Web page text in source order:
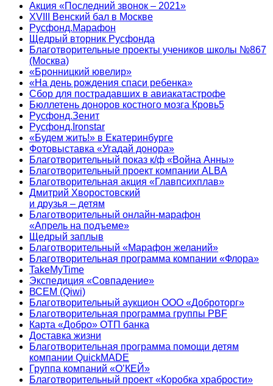
Акция «Последний звонок – 2021»
XVIII Венский бал в Москве
Русфонд.Марафон
Щедрый вторник Русфонда
Благотворительные проекты учеников школы №867
(Москва)
«Бронницкий ювелир»
«На день рождения спаси ребенка»
Сбор для пострадавших в авиакатастрофе
Бюллетень доноров костного мозга Кровь5
Русфонд.Зенит
Русфонд.Ironstar
«Будем жить!» в Екатеринбурге
Фотовыставка «Угадай донора»
Благотворительный показ к/ф «Война Анны»
Благотворительный проект компании ALBA
Благотворительная акция «Главпсихплав»
Дмитрий Хворостовский
и друзья – детям
Благотворительный онлайн‑марафон
«Апрель на подъеме»
Щедрый заплыв
Благотворительный «Марафон желаний»
Благотворительная программа компании «Флора»
TakeMyTime
Экспедиция «Совпадение»
ВСЕМ (Qiwi)
Благотворительный аукцион ООО «Доброторг»
Благотворительная программа группы PBF
Карта «Добро» ОТП банка
Доставка жизни
Благотворительная программа помощи детям
компании QuickMADE
Группа компаний «О’КЕЙ»
Благотворительный проект «Коробка храбрости»